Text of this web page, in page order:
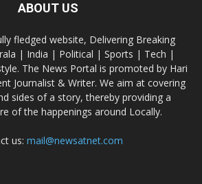
ABOUT US
fledged website, Delivering Breaking
| India | Political | Sports | Tech |
The News Portal is promoted by Hari
Journalist & Writer. We aim at covering
sides of a story, thereby providing a
of the happenings around Locally.
us: mail@newsatnet.com